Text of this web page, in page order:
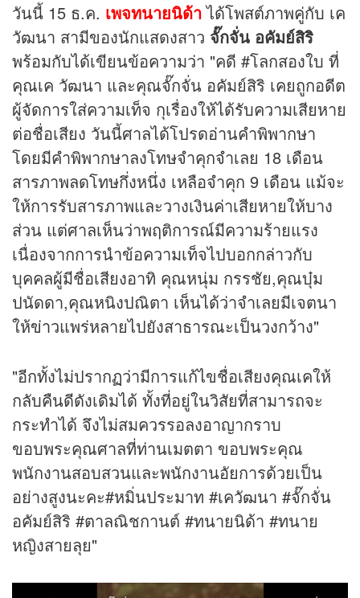
วันนี้ 15 ธ.ค. เพจทนายนิด้าได้โพสต์ภาพคู่กับ เค
วัฒนา สามีของนักแสดงสาว จั๊กจั่น อคัมย์สิริ
พร้อมกับได้เขียนข้อความว่า "คดี #โลกสองใบ ที่
คุณเค วัฒนา และคุณจั๊กจั่น อคัมย์สิริ เคยถูกอดีต
ผู้จัดการใส่ความเท็จ กุเรื่องให้ได้รับความเสียหาย
ต่อชื่อเสียง วันนี้ศาลได้โปรดอ่านคำพิพากษา
โดยมีคำพิพากษาลงโทษจำคุกจำเลย 18 เดือน
สารภาพลดโทษกึ่งหนึ่ง เหลือจำคุก 9 เดือน แม้จะ
ให้การรับสารภาพและวางเงินค่าเสียหายให้บาง
ส่วน แต่ศาลเห็นว่าพฤติการณ์มีความร้ายแรง
เนื่องจากการนำข้อความเท็จไปบอกกล่าวกับ
บุคคลผู้มีชื่อเสียงอาทิ คุณหนุ่ม กรรชัย,คุณบุ๋ม
ปนัดดา,คุณหนิงปณิตา เห็นได้ว่าจำเลยมีเจตนา
ให้ข่าวแพร่หลายไปยังสาธารณะเป็นวงกว้าง"
"อีกทั้งไม่ปรากฏว่ามีการแก้ไขชื่อเสียงคุณเคให้
กลับคืนดีดังเดิมได้ ทั้งที่อยู่ในวิสัยที่สามารถจะ
กระทำได้ จึงไม่สมควรรอลงอาญากราบ
ขอบพระคุณศาลที่ท่านเมตตา ขอบพระคุณ
พนักงานสอบสวนและพนักงานอัยการด้วยเป็น
อย่างสูงนะคะ#หมิ่นประมาท #เควัฒนา #จั๊กจั่น
อคัมย์สิริ #ตาลณิชกานต์ #ทนายนิด้า #ทนาย
หญิงสายลุย"